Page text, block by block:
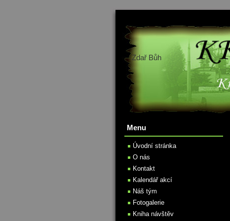
Zdař Bůh
Menu
Úvodní stránka
O nás
Kontakt
Kalendář akcí
Náš tým
Fotogalerie
Kniha návštěv